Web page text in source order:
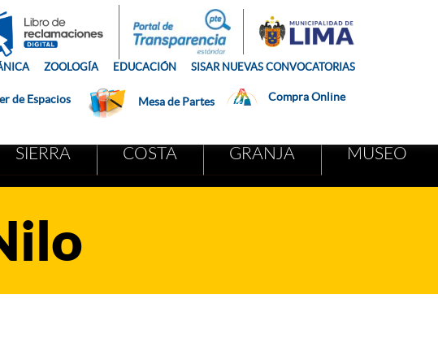
ZOOLOGÍA EDUCACIÓN SISAR NUEVAS CONVOCATORIAS
Compra Online
Mesa de Partes
de Espacios
SIERRA COSTA GRANJA MUSEO